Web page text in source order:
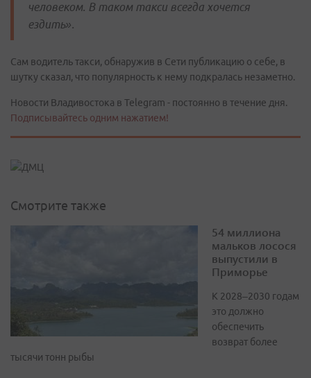
человеком. В таком такси всегда хочется
ездить».
Сам водитель такси, обнаружив в Сети публикацию о себе, в
шутку сказал, что популярность к нему подкралась незаметно.
Новости Владивостока в Telegram - постоянно в течение дня.
Подписывайтесь одним нажатием!
Смотрите также
54 миллиона
мальков лосося
выпустили в
Приморье
К 2028–2030 годам
это должно
обеспечить
возврат более
тысячи тонн рыбы